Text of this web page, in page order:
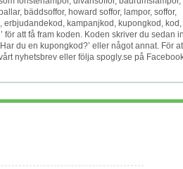
bäddsoffor, howard soffor, lampor, soffor,
kampanjkod, kupongkod, kod,
för att få fram koden. Koden skriver du sedan in
du en kupongkod?’ eller något annat. För
nyhetsbrev eller följa spogly.se på